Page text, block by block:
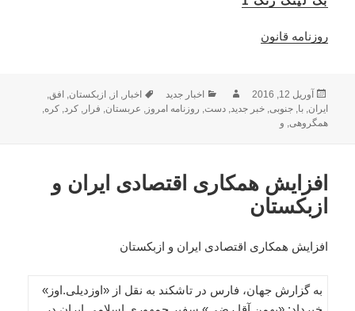
روزنامه قانون
ارسال
شده
در
آوریل 12, 2016 نویسندهدسته‌ها
اخبار جدید برچسب‌ها
اخبار, از, ازبکستان, افق,
ایران,با,جنوبی,خبر جدید,دست, روزنامه امروز, عربستان, فرار,کرد,کره,
همگروهی, و
افزایش همکاری اقتصادی ایران و
ازبکستان
افزایش همکاری اقتصادی ایران و ازبکستان
به گزارش جهان، فارس در تاشکند به نقل از «اوزدیلی.اوز»